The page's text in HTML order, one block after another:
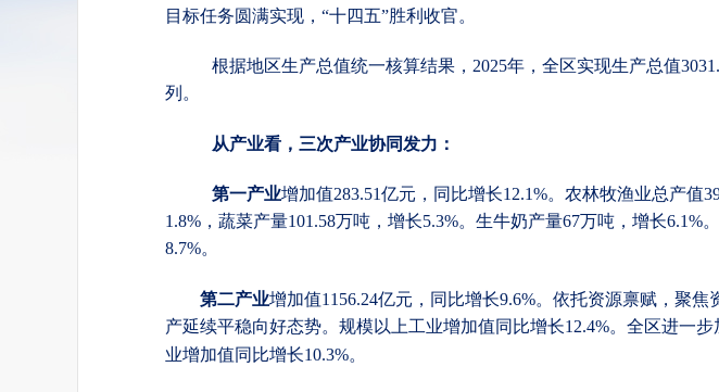
目标任务圆满实现，“十四五”胜利收官。
根据地区生产总值统一核算结果， 2025年，全区实现生产总值
列。
从产业看，三次产业协同发力：
第一产业增加值283.51亿元，同比增长12.1%。农林牧渔业总产值
1.8%，蔬菜产量101.58万吨，增长5.3%。生牛奶产量67万吨，增长
8.7%。
第二产业增加值1156.24亿元，同比增长9.6%。依托资源禀赋，聚
产延续平稳向好态势。规模以上工业增加值同比增长12.4%。全区进一
业增加值同比增长10.3%。